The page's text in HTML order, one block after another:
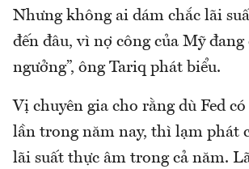
Nhưng không ai dám chắc lãi
đến đâu, vì nợ công của Mỹ đang
ngưởng”, ông Tariq phát biểu.
Vị chuyên gia cho rằng dù Fed
lần trong năm nay, thì lạm phát
lãi suất thực âm trong cả năm.